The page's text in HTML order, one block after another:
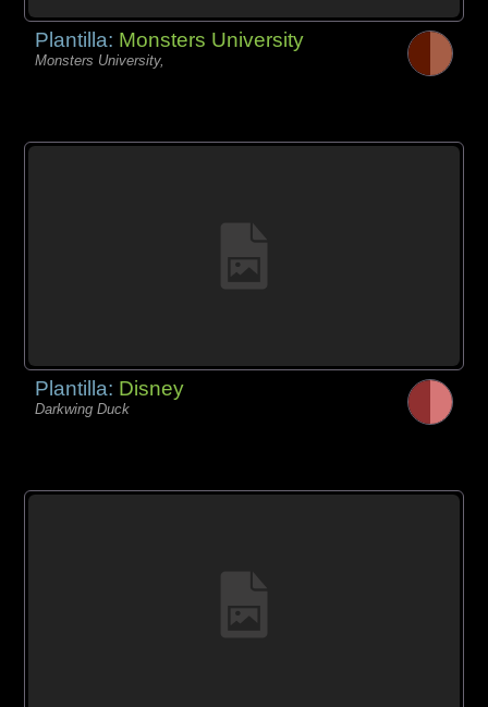
Plantilla: Monsters University
Monsters University,
Plantilla: Disney
Darkwing Duck